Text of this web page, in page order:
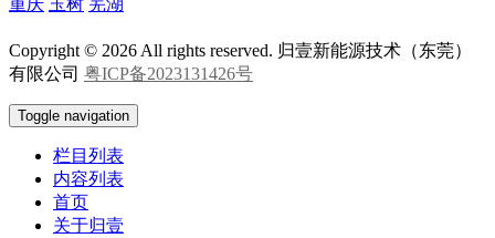
重庆 玉树 芜湖
Copyright © 2026 All rights reserved. 归壹新能源技术（东莞）
有限公司 粤ICP备2023131426号
Toggle navigation
栏目列表
内容列表
首页
关于归壹